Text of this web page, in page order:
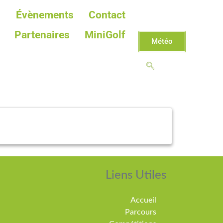
Évènements
Contact
Partenaires
MiniGolf
Météo
Liens Utiles
Accueil
Parcours